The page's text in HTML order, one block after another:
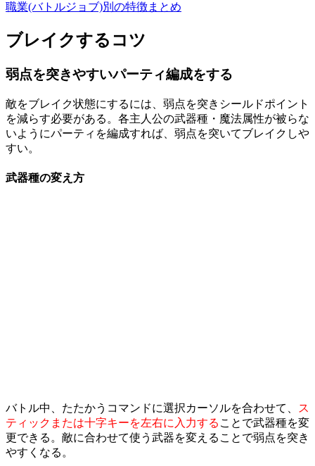
職業(バトルジョブ)別の特徴まとめ
ブレイクするコツ
弱点を突きやすいパーティ編成をする
敵をブレイク状態にするには、弱点を突きシールドポイント
を減らす必要がある。各主人公の武器種・魔法属性が被らな
いようにパーティを編成すれば、弱点を突いてブレイクしや
すい。
武器種の変え方
バトル中、たたかうコマンドに選択カーソルを合わせて、
ス
ティックまたは十字キーを左右に入力する ことで武器種を変
更できる。敵に合わせて使う武器を変えることで弱点を突き
やすくなる。